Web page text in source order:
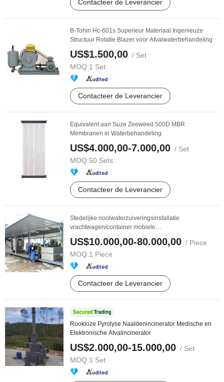
Contacteer de Leverancier
B-Tohin Hc-601s Superieur Materiaal Ingenieuze
Structuur Rotatie Blazer voor Afvalwaterbehandeling
US$1.500,00 / Set
MOQ:1 Set
Contacteer de Leverancier
Equivalent aan Suze Zeeweed 500D MBR
Membranen in Waterbehandeling
US$4.000,00-7.000,00 / Set
MOQ:50 Sets
Contacteer de Leverancier
Stedelijke rioolwaterzuiveringsinstallatie
vrachtwagen/container mobiele
slibontwateringssysteem ...
US$10.000,00-80.000,00 / Piece
MOQ:1 Piece
Contacteer de Leverancier
Rookloze Pyrolyse Naaldenincinerator Medische en
Elektronische Afvalincinerator
US$2.000,00-15.000,00 / Set
MOQ:1 Set